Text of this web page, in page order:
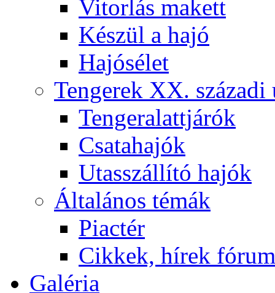
Vitorlás makett
Készül a hajó
Hajósélet
Tengerek XX. századi
Tengeralattjárók
Csatahajók
Utasszállító hajók
Általános témák
Piactér
Cikkek, hírek
Galéria